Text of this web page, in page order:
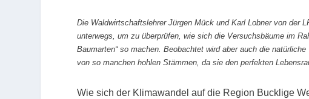
Die Waldwirtschaftslehrer Jürgen Mück und Karl Lobner von der
unterwegs, um zu überprüfen, wie sich die Versuchsbäume im
Baumarten“ so machen. Beobachtet wird aber auch die
von so manchen hohlen Stämmen, da sie den perfekten
Wie sich der Klimawandel auf die Region Bucklige